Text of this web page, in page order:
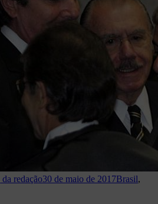
redação30 de maio de 2017Brasil,